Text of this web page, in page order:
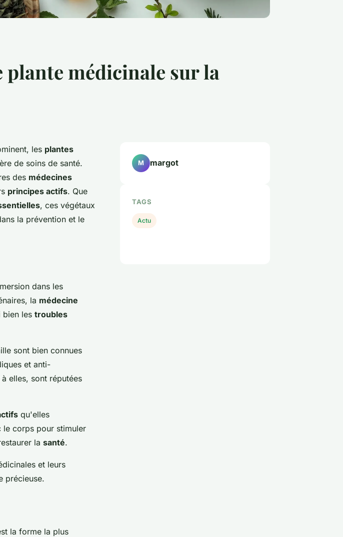
plante médicinale sur la
les plantes
de soins de santé.
des médecines
principes actifs. Que
, ces végétaux
la prévention et le
dans les
la médecine
bien les troubles
sont bien connues
et anti-
elles, sont réputées
qu'elles
le corps pour stimuler
la santé.
et leurs
précieuse.
la forme la plus
M margot
TAGS
Actu